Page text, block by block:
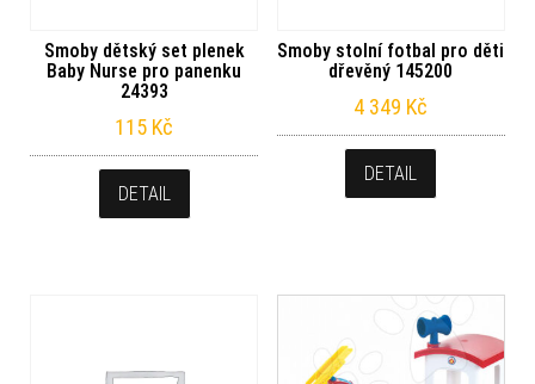
Smoby dětský set plenek
Baby Nurse pro panenku
24393
115 Kč
DETAIL
Smoby stolní fotbal pro děti
dřevěný 145200
4 349 Kč
DETAIL